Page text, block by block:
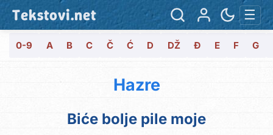
Tekstovi.net ☰
0-9 A B C Č Ć D DŽ Đ E F G
Hazre
Biće bolje pile moje